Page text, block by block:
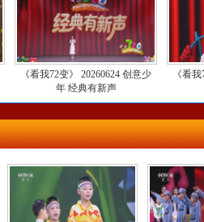
《看我72变》 20260624 创意少
年 经典有新声
《看